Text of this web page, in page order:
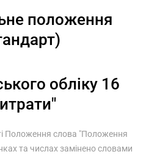
положення
обліку 16
Положення слова "Положення
та числах замінено словами